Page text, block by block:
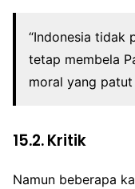
“Indonesia tidak
tetap membela
moral yang patut
15.2. Kritik
Namun beberapa